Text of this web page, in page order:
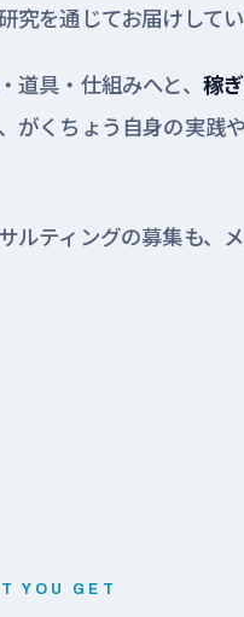
究を通じてお届けしてい
道具・仕組みへと、 稼
がくちょう自身の実践
ルティングの募集も、
YOU GET